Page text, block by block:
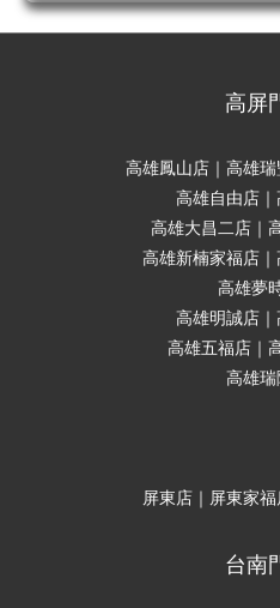
高屏
高雄鳳山店｜高雄
高雄自由店
高雄大昌二店｜
高雄新楠家福店
高雄夢
高雄明誠店
高雄五福店｜
高雄
屏東店｜屏東家
台南